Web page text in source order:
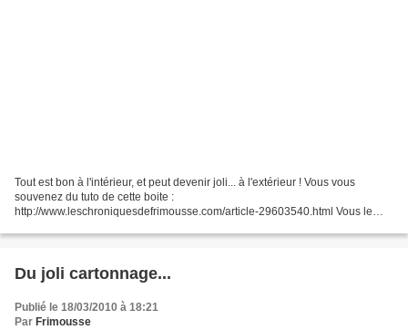
Tout est bon à l'intérieur, et peut devenir joli... à l'extérieur ! Vous vous
souvenez du tuto de cette boite :
http://www.leschroniquesdefrimousse.com/article-29603540.html Vous le
Du joli cartonnage...
Publié le 18/03/2010 à 18:21
Par Frimousse